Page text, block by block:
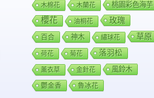
木棉花 木蘭花 桃園彩色海芋
櫻花 油桐花 玫瑰
百合 神木 繡球花 草原
荷花 菊花 落羽松
薰衣草 金針花 風鈴木
鬱金香 魯冰花